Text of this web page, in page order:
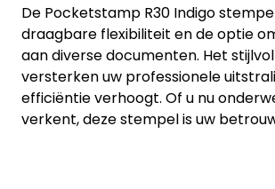
De Pocketstamp R30 Indigo
draagbare flexibiliteit en de optie
aan diverse documenten. Het
versterken uw professionele
efficiëntie verhoogt. Of u nu
verkent, deze stempel is uw